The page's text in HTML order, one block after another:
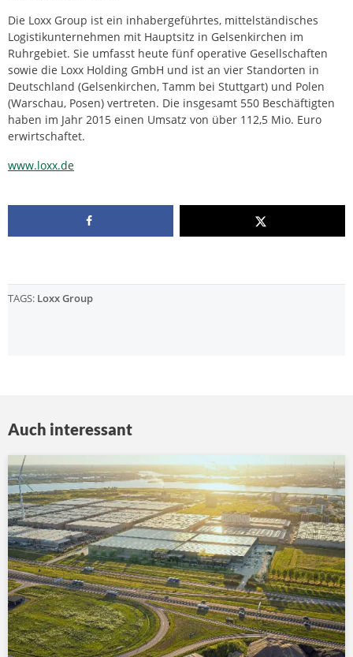
Die Loxx Group ist ein inhabergeführtes, mittelständisches
Logistikunternehmen mit Hauptsitz in Gelsenkirchen im
Ruhrgebiet. Sie umfasst heute fünf operative Gesellschaften
sowie die Loxx Holding GmbH und ist an vier Standorten in
Deutschland (Gelsenkirchen, Tamm bei Stuttgart) und Polen
(Warschau, Posen) vertreten. Die insgesamt 550 Beschäftigten
haben im Jahr 2015 einen Umsatz von über 112,5 Mio. Euro
erwirtschaftet.
www.loxx.de
TAGS: Loxx Group
Auch interessant